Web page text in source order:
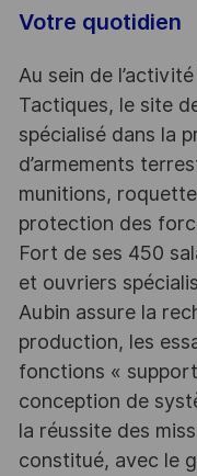
Votre quotidien
Au sein de
Tactiques, le site
spécialisé dans la
d’armements
munitions,
protection des
Fort de ses 450
et ouvriers
Aubin assure la
production, les
fonctions «
conception de
la réussite des
constitué, avec le